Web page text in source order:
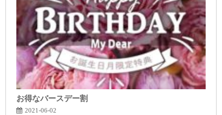
お得なバースデー割
2021-06-02